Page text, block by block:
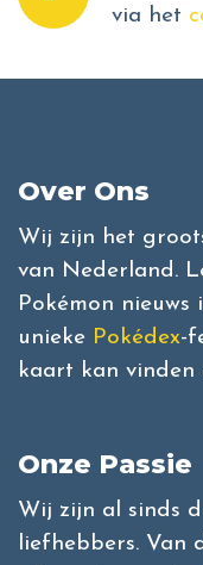
via het
Over Ons
Wij zijn het
van Nederland.
Pokémon nieuws
unieke Pokédex-
kaart kan vinden
Onze Passie
Wij zijn al sinds
liefhebbers. Van